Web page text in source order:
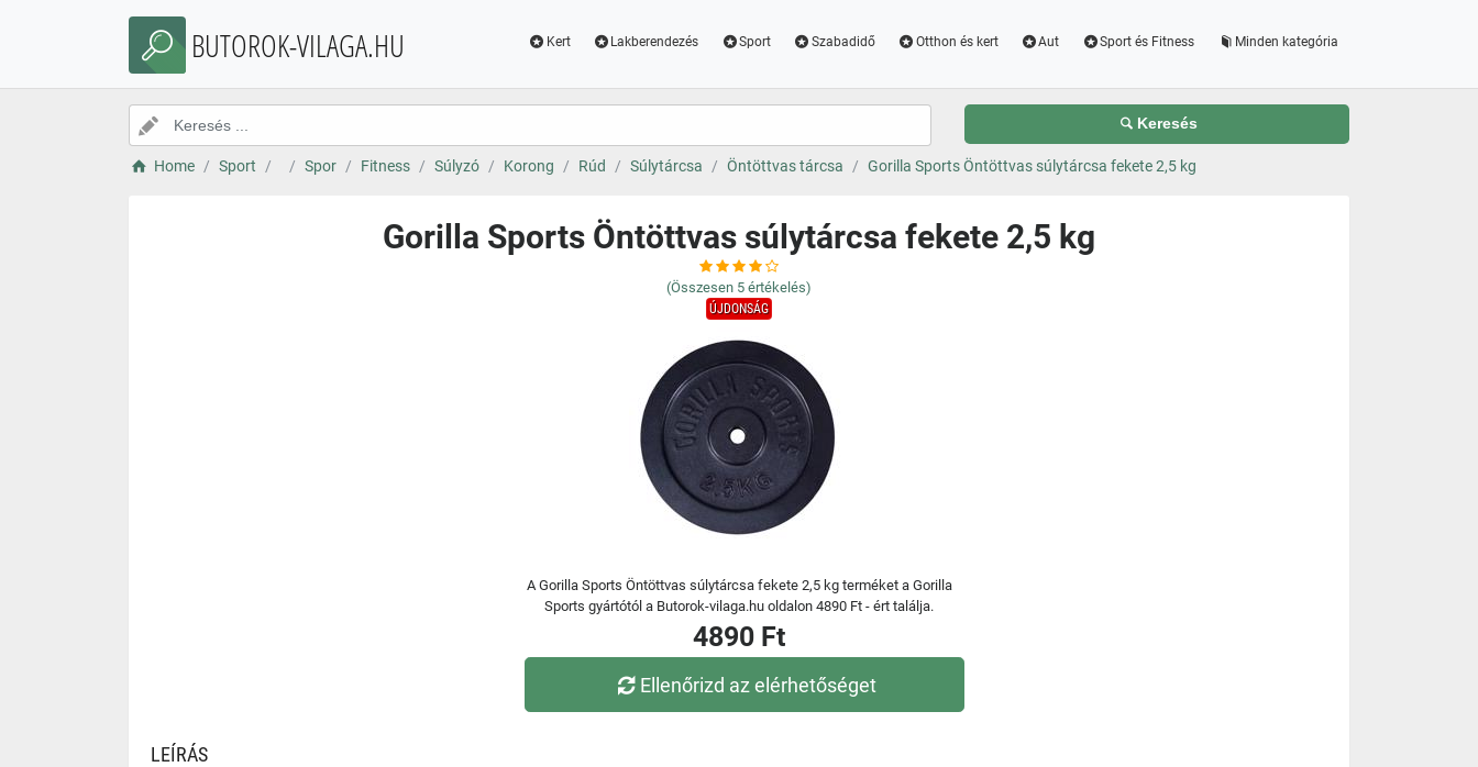
BUTOROK-VILAGA.HU Kert Lakberendezés Sport Szabadidő Otthon és kert Aut Sport és Fitness Minden kategória
Keresés
Home Sport Spor Fitness Súlyzó Korong Rúd Súlytárcsa Öntöttvas tárcsa Gorilla Sports Öntöttvas súlytárcsa fekete 2,5 kg
Gorilla Sports Öntöttvas súlytárcsa fekete 2,5 kg
(Összesen 5 értékelés)
ÚJDONSÁG
A Gorilla Sports Öntöttvas súlytárcsa fekete 2,5 kg terméket a Gorilla
Sports gyártótól a Butorok-vilaga.hu oldalon 4890 Ft - ért találja.
4890 Ft
Ellenőrizd az elérhetőséget
LEÍRÁS